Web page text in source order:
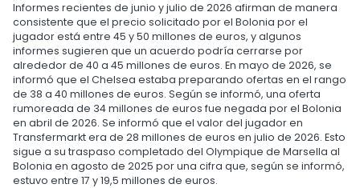
Informes recientes de junio y julio de 2026 afirman de manera
consistente que el precio solicitado por el Bolonia por el
jugador está entre 45 y 50 millones de euros, y algunos
informes sugieren que un acuerdo podría cerrarse por
alrededor de 40 a 45 millones de euros. En mayo de 2026, se
informó que el Chelsea estaba preparando ofertas en el rango
de 38 a 40 millones de euros. Según se informó, una oferta
rumoreada de 34 millones de euros fue negada por el Bolonia
en abril de 2026. Se informó que el valor del jugador en
Transfermarkt era de 28 millones de euros en julio de 2026. Esto
sigue a su traspaso completado del Olympique de Marsella al
Bolonia en agosto de 2025 por una cifra que, según se informó,
estuvo entre 17 y 19,5 millones de euros.